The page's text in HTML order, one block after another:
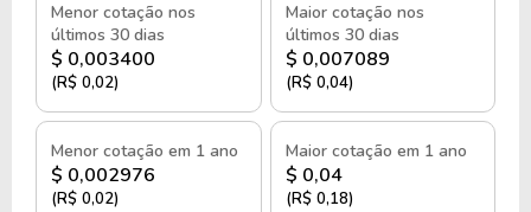
Menor cotação nos
últimos 30 dias
$ 0,003400
(R$ 0,02)
Maior cotação nos
últimos 30 dias
$ 0,007089
(R$ 0,04)
Menor cotação em 1 ano
$ 0,002976
(R$ 0,02)
Maior cotação em 1 ano
$ 0,04
(R$ 0,18)